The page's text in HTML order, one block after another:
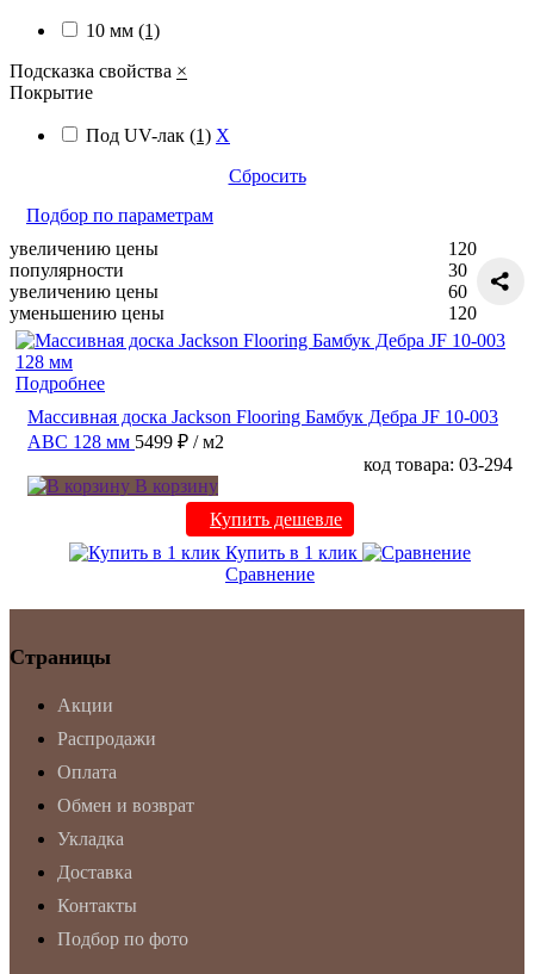
10 мм (1)
Подсказка свойства ×
Покрытие
Под UV-лак (1) X
Сбросить
Подбор по параметрам
увеличению цены
популярности
увеличению цены
уменьшению цены
120
30
60
120
Подробнее
Массивная доска Jackson Flooring Бамбук Дебра JF 10-003
ABC 128 мм 5499 ₽ / м2
код товара: 03-294
В корзину
Купить дешевле
Купить в 1 клик
Сравнение
Страницы
Акции
Распродажи
Оплата
Обмен и возврат
Укладка
Доставка
Контакты
Подбор по фото